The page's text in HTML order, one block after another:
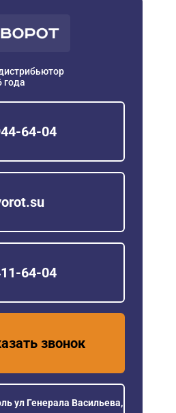
года
64-04
64-04
звонок
ул Генерала Васильева,